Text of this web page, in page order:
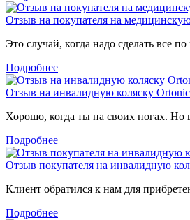
Отзыв на покупателя на
Это случай, когда надо сделать все
Подробнее
Отзыв на инвалидную коляску
Хорошо, когда ты на своих ногах. Но
Подробнее
Отзыв покупателя на инвалидную
Клиент обратился к нам для
Подробнее